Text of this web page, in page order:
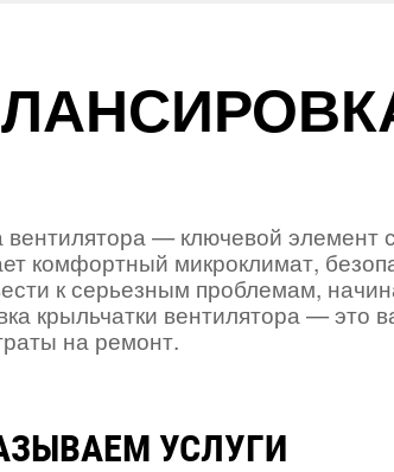
вентилятора — ключевой
комфортный микроклимат,
к серьезным проблемам,
крыльчатки вентилятора — это
на ремонт.
УСЛУГИ